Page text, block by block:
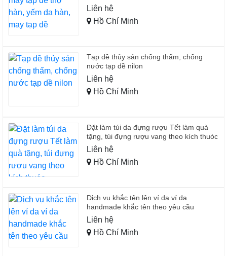
Liên hệ
Hồ Chí Minh
Tạp dề thủy sản chống thấm, chống
nước tạp dề nilon
Liên hệ
Hồ Chí Minh
Đặt làm túi da đựng rượu Tết làm quà
tặng, túi đựng rượu vang theo kích thuóc
Liên hệ
Hồ Chí Minh
Dịch vụ khắc tên lên ví da ví da
handmade khắc tên theo yêu cầu
Liên hệ
Hồ Chí Minh